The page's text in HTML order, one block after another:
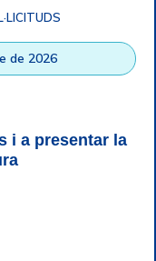
|Information of
de 2026
i a presentar la